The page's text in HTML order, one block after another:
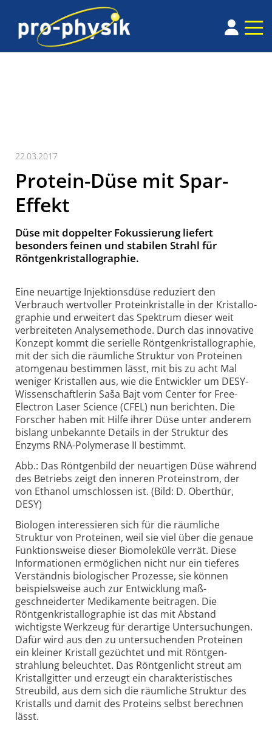
22.03.2017
Protein-Düse mit Spar-
Effekt
Düse mit doppelter Fokussierung liefert
besonders feinen und stabilen Strahl für
Röntgenkristallographie.
Eine neuartige Injektionsdüse reduziert den
Verbrauch wertvoller Protein­kristalle in der Kristallo­
graphie und erweitert das Spektrum dieser weit
verbreiteten Analyse­methode. Durch das innovative
Konzept kommt die serielle Röntgen­kristallographie,
mit der sich die räumliche Struktur von Proteinen
atomgenau bestimmen lässt, mit bis zu acht Mal
weniger Kristallen aus, wie die Entwickler um DESY-
Wissenschaftlerin Saša Bajt vom Center for Free-
Electron Laser Science (CFEL) nun berichten. Die
Forscher haben mit Hilfe ihrer Düse unter anderem
bislang unbekannte Details in der Struktur des
Enzyms RNA-Polymerase II bestimmt.
Abb.: Das Röntgenbild der neuartigen Düse während
des Betriebs zeigt den inneren Proteinstrom, der
von Ethanol umschlossen ist. (Bild: D. Oberthür,
DESY)
Biologen interessieren sich für die räumliche
Struktur von Proteinen, weil sie viel über die genaue
Funktions­weise dieser Biomoleküle verrät. Diese
Informationen ermöglichen nicht nur ein tieferes
Verständnis biologischer Prozesse, sie können
beispielsweise auch zur Entwicklung maß­
geschneiderter Medikamente beitragen. Die
Röntgenkristallographie ist das mit Abstand
wichtigste Werkzeug für derartige Untersuchungen.
Dafür wird aus den zu untersuchenden Proteinen
ein kleiner Kristall gezüchtet und mit Röntgen­
strahlung beleuchtet. Das Röntgenlicht streut am
Kristall­gitter und erzeugt ein charakteristisches
Streubild, aus dem sich die räumliche Struktur des
Kristalls und damit des Proteins selbst berechnen
lässt.